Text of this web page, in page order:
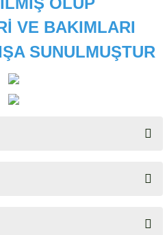
VE BAKIMLARI
SUNULMUŞTUR
siz yapın!